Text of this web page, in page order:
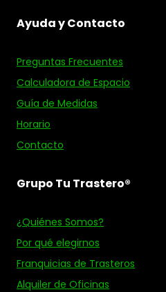
Ayuda y Contacto
Preguntas Frecuentes
Calculadora de Espacio
Guía de Medidas
Horario
Contacto
Grupo Tu Trastero®
¿Quiénes Somos?
Por qué elegirnos
Franquicias de Trasteros
Alquiler de Oficinas